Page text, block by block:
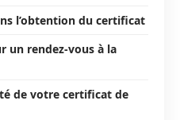
l’obtention du certificat
un rendez-vous à la
de votre certificat de